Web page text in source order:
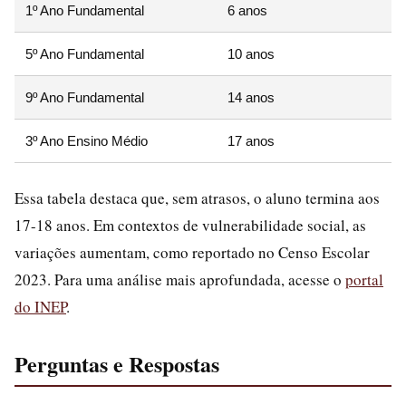
1º Ano Fundamental 6 anos
5º Ano Fundamental 10 anos
9º Ano Fundamental 14 anos
3º Ano Ensino Médio 17 anos
Essa tabela destaca que, sem atrasos, o aluno termina aos
17-18 anos. Em contextos de vulnerabilidade social, as
variações aumentam, como reportado no Censo Escolar
2023. Para uma análise mais aprofundada, acesse o portal
do INEP.
Perguntas e Respostas